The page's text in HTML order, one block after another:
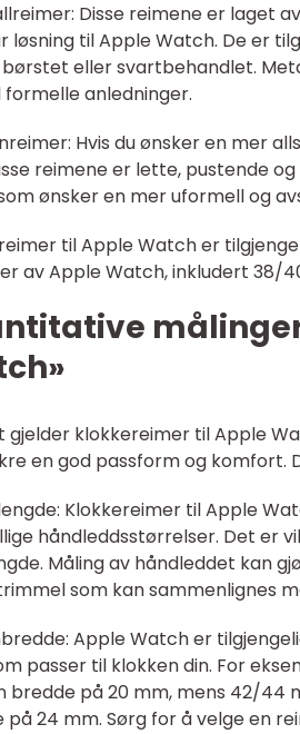
Disse reimene er laget
løsning til Apple Watch. De er
eller svartbehandlet.
anledninger.
Hvis du ønsker en mer
reimene er lette, pustende
ønsker en mer uformell og
til Apple Watch er
av Apple Watch, inkludert 38/
gjelder klokkereimer til Apple
en god passform og komfort.
Klokkereimer til Apple
håndleddsstørrelser. Det er
Måling av håndleddet kan
som kan sammenlignes
Apple Watch er
passer til klokken din. For
bredde på 20 mm, mens 42/44
på 24 mm. Sørg for å velge en